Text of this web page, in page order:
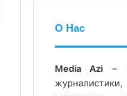
О Нас
Media Azi –